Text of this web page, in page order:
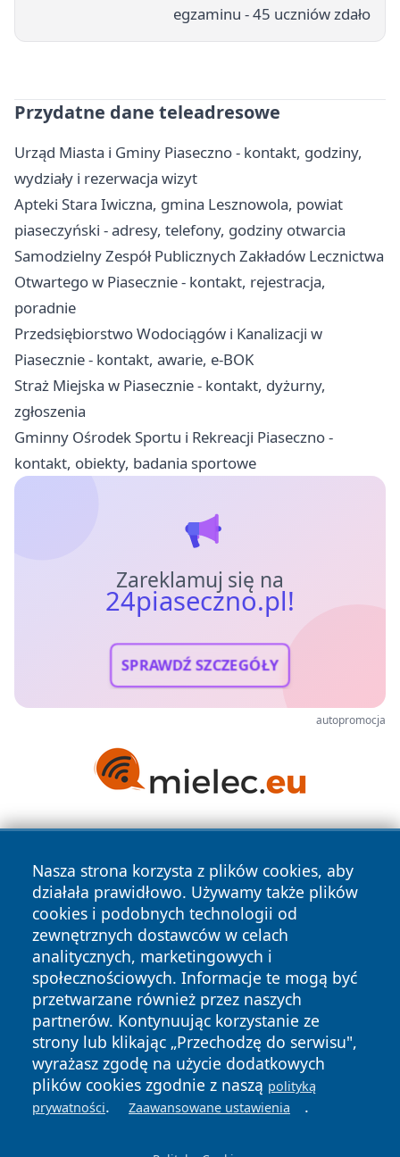
egzaminu - 45 uczniów zdało
Przydatne dane teleadresowe
Urząd Miasta i Gminy Piaseczno - kontakt, godziny,
wydziały i rezerwacja wizyt
Apteki Stara Iwiczna, gmina Lesznowola, powiat
piaseczyński - adresy, telefony, godziny otwarcia
Samodzielny Zespół Publicznych Zakładów Lecznictwa
Otwartego w Piasecznie - kontakt, rejestracja,
poradnie
Przedsiębiorstwo Wodociągów i Kanalizacji w
Piasecznie - kontakt, awarie, e-BOK
Straż Miejska w Piasecznie - kontakt, dyżurny,
zgłoszenia
Gminny Ośrodek Sportu i Rekreacji Piaseczno -
kontakt, obiekty, badania sportowe
Zareklamuj się na
24piaseczno.pl!
SPRAWDŹ SZCZEGÓŁY
autopromocja
Nasza strona korzysta z plików cookies, aby
działała prawidłowo. Używamy także plików
cookies i podobnych technologii od
zewnętrznych dostawców w celach
analitycznych, marketingowych i
społecznościowych. Informacje te mogą być
przetwarzane również przez naszych
partnerów. Kontynuując korzystanie ze
strony lub klikając „Przechodzę do serwisu",
wyrażasz zgodę na użycie dodatkowych
plików cookies zgodnie z naszą polityką
prywatności. Zaawansowane ustawienia .
Copyright © 2026 24piaseczno.pl Wszystkie prawa
zastrzeżone.
News Autorzy
Polityka
Prywatności
Polityka
Cookies